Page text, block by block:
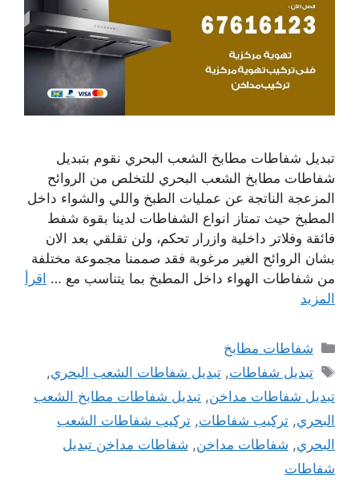
تبديل شفاطات مطابخ الشعب البحري نقوم بتبديل
شفاطات مطابخ الشعب البحري للتخلص من الروائح
المزعجة الناتجة عن عمليات الطبخ واللي والشواء داخل
المطبخ حيث تمتاز انواع الشفاطات لدينا بقوة شفط
فائقة وفلاتر داخلية وازرار تحكم، ولن تقلقي بعد الان
بشان الروائح الغير مرغوبة فقد صممنا مجموعة مختلفة
من شفاطات الهواء داخل المطبخ بما يتناسب مع … اقرأ
المزيد
التصنيفات
شفاطات مطابخ
الوسوم
تبديل شفاطات,تبديل شفاطات الشعب البحري,
تبديل شفاطات مداخن, تبديل شفاطات مطابخ الشعب
البحري, تركيب شفاطات, تركيب شفاطات الشعب
البحري, شفاطات مداخن, شفاطات مداخن تبديل
شفاطات